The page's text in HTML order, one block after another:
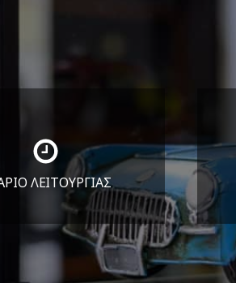
ΛΕΙΤΟΥΡΓΙΑΣ
ΠΑΡ 8:30-17:30